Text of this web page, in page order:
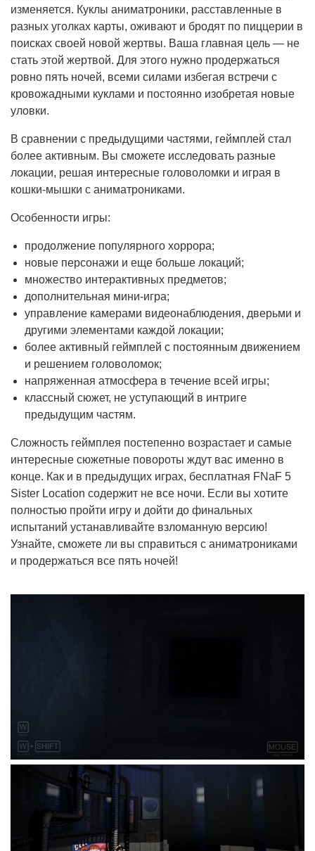
изменяется. Куклы аниматроники, расставленные в
разных уголках карты, оживают и бродят по пиццерии в
поисках своей новой жертвы. Ваша главная цель — не
стать этой жертвой. Для этого нужно продержаться
ровно пять ночей, всеми силами избегая встречи с
кровожадными куклами и постоянно изобретая новые
уловки.
В сравнении с предыдущими частями, геймплей стал
более активным. Вы сможете исследовать разные
локации, решая интересные головоломки и играя в
кошки-мышки с аниматрониками.
Особенности игры:
продолжение популярного хоррора;
новые персонажи и еще больше локаций;
множество интерактивных предметов;
дополнительная мини-игра;
управление камерами видеонаблюдения, дверьми и
другими элементами каждой локации;
более активный геймплей с постоянным движением
и решением головоломок;
напряженная атмосфера в течение всей игры;
классный сюжет, не уступающий в интриге
предыдущим частям.
Сложность геймплея постепенно возрастает и самые
интересные сюжетные повороты ждут вас именно в
конце. Как и в предыдущих играх, бесплатная FNaF 5
Sister Location содержит не все ночи. Если вы хотите
полностью пройти игру и дойти до финальных
испытаний устанавливайте взломанную версию!
Узнайте, сможете ли вы справиться с аниматрониками
и продержаться все пять ночей!